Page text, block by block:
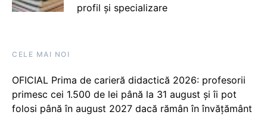
profil și specializare
CELE MAI NOI
OFICIAL Prima de carieră didactică 2026: profesorii
primesc cei 1.500 de lei până la 31 august și îi pot
folosi până în august 2027 dacă rămân în învățământ